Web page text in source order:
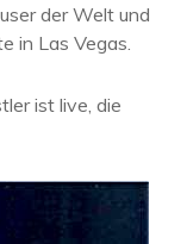
der Welt und
in Las Vegas.
ist live, die